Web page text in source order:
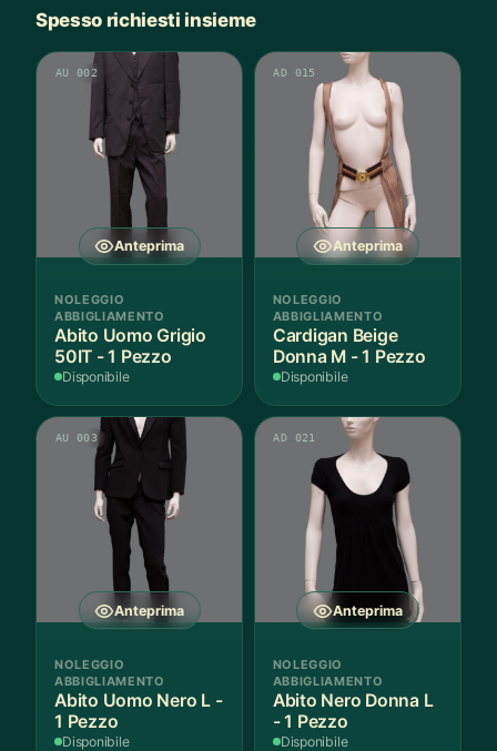
Spesso richiesti insieme
Anteprima
AU 002
NOLEGGIO
ABBIGLIAMENTO
Abito Uomo Grigio
50IT - 1 Pezzo
Disponibile
Anteprima
AD 015
NOLEGGIO
ABBIGLIAMENTO
Cardigan Beige
Donna M - 1 Pezzo
Disponibile
Anteprima
AU 003
NOLEGGIO
ABBIGLIAMENTO
Abito Uomo Nero L -
1 Pezzo
Disponibile
Anteprima
AD 021
NOLEGGIO
ABBIGLIAMENTO
Abito Nero Donna L
- 1 Pezzo
Disponibile